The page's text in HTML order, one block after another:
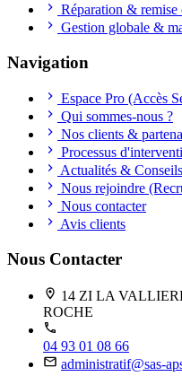
Réparation & remise
Gestion globale &
Navigation
Espace Pro (Accès
Qui sommes-nous ?
Nos clients &
Processus
Actualités & Conseils
Nous rejoindre
Nous contacter
Avis clients
Nous Contacter
14 ZI LA
ROCHE
04 93 01 08 66
administratif@sas-